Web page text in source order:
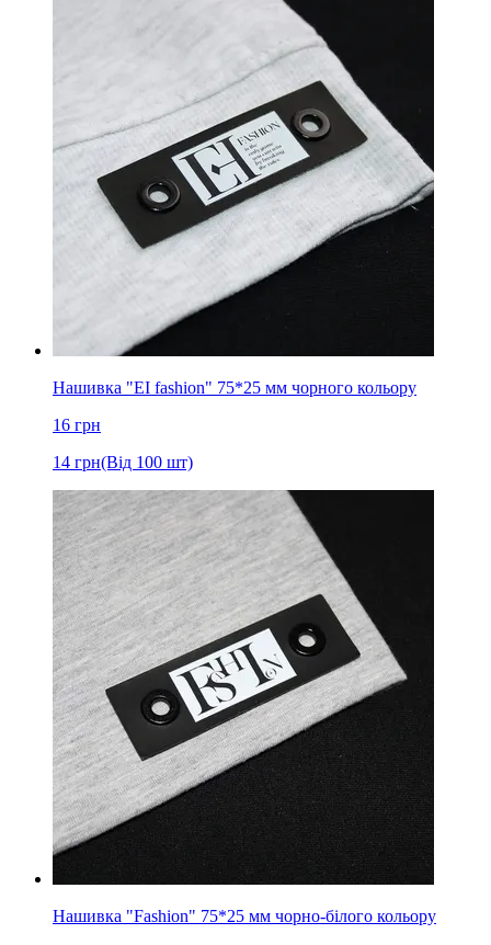
Нашивка "EI fashion" 75*25 мм чорного кольору
16 грн
14 грн(Від 100 шт)
Нашивка "Fashion" 75*25 мм чорно-білого кольору